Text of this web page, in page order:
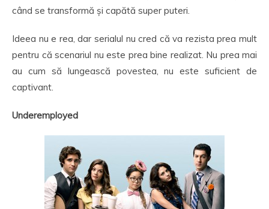
când se transformă și capătă super puteri.
Ideea nu e rea, dar serialul nu cred că va rezista prea mult
pentru că scenariul nu este prea bine realizat. Nu prea mai
au cum să lungească povestea, nu este suficient de
captivant.
Underemployed